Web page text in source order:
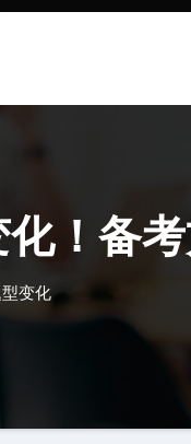
！备
变化